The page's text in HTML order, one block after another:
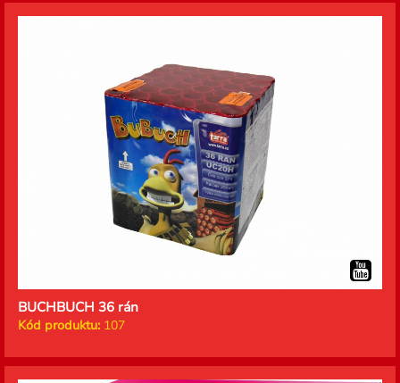
BUCHBUCH 36 rán
Kód produktu: 107